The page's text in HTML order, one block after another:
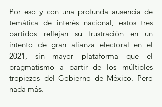
Por eso y con una profunda ausencia de
temática de interés nacional, estos tres
partidos reflejan su frustración en un
intento de gran alianza electoral en el
2021, sin mayor plataforma que el
pragmatismo a partir de los múltiples
tropiezos del Gobierno de México. Pero
nada más.